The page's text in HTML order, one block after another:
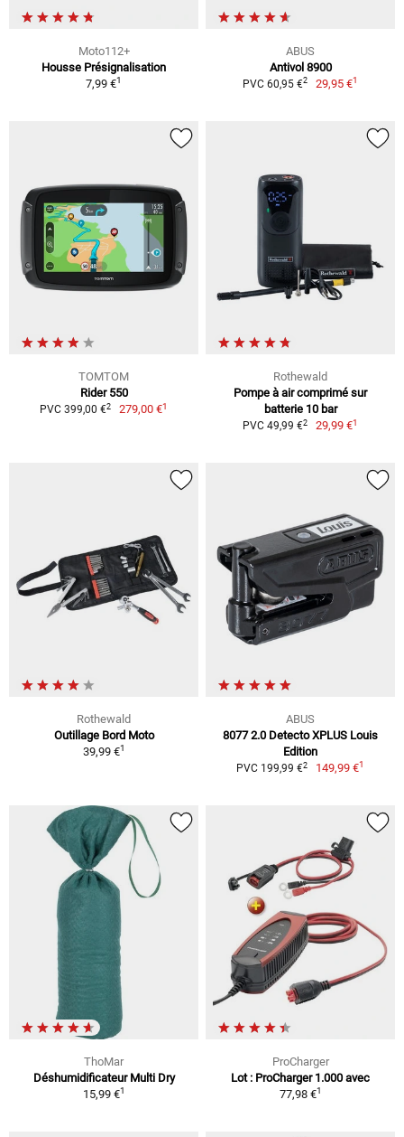
Moto112+
Housse Présignalisation
7,99 €1
ABUS
Antivol 8900
PVC 60,95 €2 29,95 €1
TOMTOM
Rider 550
PVC 399,00 €2 279,00 €1
Rothewald
Pompe à air comprimé sur
batterie 10 bar
PVC 49,99 €2 29,99 €1
Rothewald
Outillage Bord Moto
39,99 €1
ABUS
8077 2.0 Detecto XPLUS Louis
Edition
PVC 199,99 €2 149,99 €1
ThoMar
Déshumidificateur Multi Dry
15,99 €1
ProCharger
Lot : ProCharger 1.000 avec
77,98 €1